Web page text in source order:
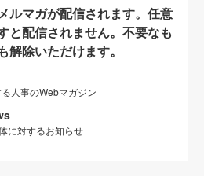
ルマガが配信されます。任意
と配信されません。不要なも
除いただけます。
人事のWebマガジン
に対するお知らせ